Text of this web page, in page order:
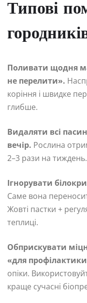
Типові
Поливати щодня
не перелити».
коріння і швидке
глибше.
Видаляти всі
вечір. Рослина
2–3 рази на тиждень.
Ігнорувати
Саме вона
Жовті пастки +
теплиці.
Обприскувати
«для
опіки.
краще сучасні